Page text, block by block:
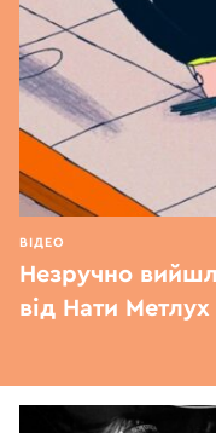
ВІДЕО
Незручно
від Нати Метлух